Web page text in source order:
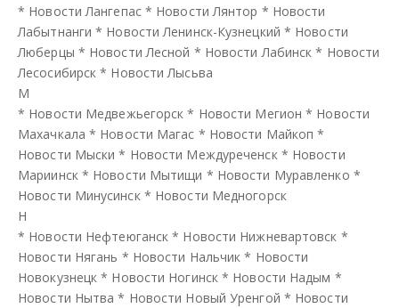
* Новости Лангепас* Новости Лянтор * Новости
Лабытнанги * Новости Ленинск-Кузнецкий * Новости
Люберцы * Новости Лесной * Новости Лабинск * Новости
Лесосибирск * Новости Лысьва
М
* Новости Медвежьегорск * Новости Мегион * Новости
Махачкала * Новости Магас * Новости Майкоп *
Новости Мыски * Новости Междуреченск * Новости
Мариинск * Новости Мытищи * Новости Муравленко *
Новости Минусинск * Новости Медногорск
Н
* Новости Нефтеюганск * Новости Нижневартовск *
Новости Нягань * Новости Нальчик * Новости
Новокузнецк * Новости Ногинск * Новости Надым *
Новости Нытва * Новости Новый Уренгой * Новости